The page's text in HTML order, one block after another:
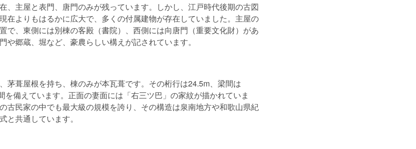
、主屋と表門、唐門のみが残っています。しかし、江戸時代後期の古図
在よりもはるかに広大で、多くの付属建物が存在していました。主屋の
で、東側には別棟の客殿（書院）、西側には向唐門（重要文化財）があ
や郷蔵、堀など、豪農らしい構えが記されています。
茅葺屋根を持ち、棟のみが本瓦葺です。その桁行は24.5m、梁間は
を備えています。正面の妻面には「右三ツ巴」の家紋が描かれていま
古民家の中でも最大級の規模を誇り、その構造は泉南地方や和歌山県紀
と共通しています。